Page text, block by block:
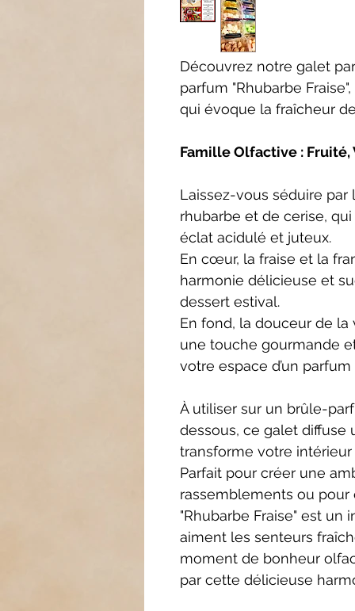
Découvrez notre galet
parfum "Rhubarbe
qui évoque la fraîcheur
Famille Olfactive : Fruité,
Laissez-vous séduire
rhubarbe et de cerise,
éclat acidulé et juteux.
En cœur, la fraise et la
harmonie délicieuse et
dessert estival.
En fond, la douceur de
une touche gourmande
votre espace d’un
À utiliser sur un brûle-
dessous, ce galet diffuse
transforme votre
Parfait pour créer une
rassemblements ou
"Rhubarbe Fraise" est un
aiment les senteurs
moment de bonheur
par cette délicieuse